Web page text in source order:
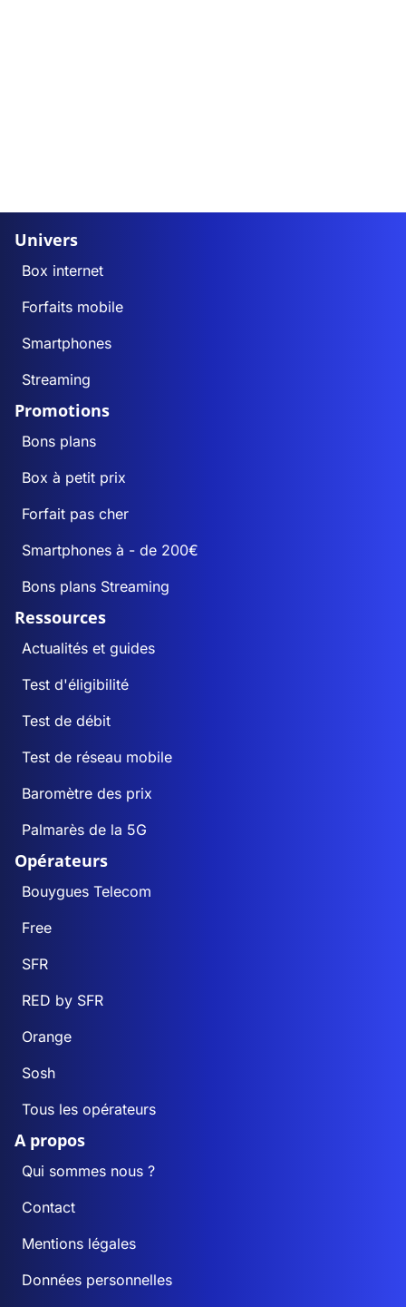
Univers
Box internet
Forfaits mobile
Smartphones
Streaming
Promotions
Bons plans
Box à petit prix
Forfait pas cher
Smartphones à - de 200€
Bons plans Streaming
Ressources
Actualités et guides
Test d'éligibilité
Test de débit
Test de réseau mobile
Baromètre des prix
Palmarès de la 5G
Opérateurs
Bouygues Telecom
Free
SFR
RED by SFR
Orange
Sosh
Tous les opérateurs
A propos
Qui sommes nous ?
Contact
Mentions légales
Données personnelles